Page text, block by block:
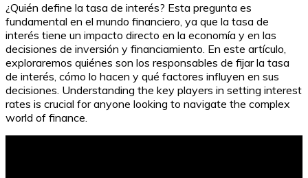
¿Quién define la tasa de interés? Esta pregunta es
fundamental en el mundo financiero, ya que la tasa de
interés tiene un impacto directo en la economía y en las
decisiones de inversión y financiamiento. En este artículo,
exploraremos quiénes son los responsables de fijar la tasa
de interés, cómo lo hacen y qué factores influyen en sus
decisiones. Understanding the key players in setting interest
rates is crucial for anyone looking to navigate the complex
world of finance.